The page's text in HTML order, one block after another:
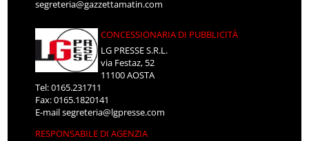
segreteria@gazzettamatin.com
CONCESSIONARIA DI PUBBLICITÀ
LG PRESSE S.R.L.
via Festaz, 52
11100 AOSTA
Tel: 0165.231711
Fax: 0165.1820141
E-mailsegreteria@lgpresse.com
RESPONSABILE DI AGENZIA